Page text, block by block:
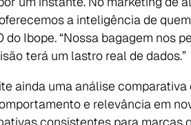
a inteligência de
do Ibope. “Nossa bagagem
terá um lastro real de dados.”
ainda uma análise
e relevância em
consistentes para